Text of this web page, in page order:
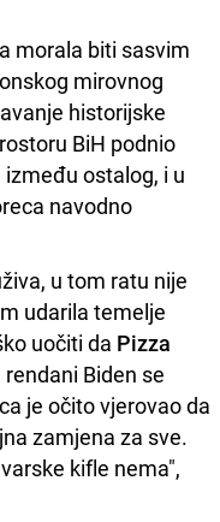
morala biti sasvim
mirovnog
historijske
BiH podnio
ostalog, i u
navodno
u tom ratu nije
udarila temelje
uočiti da Pizza
Biden se
je očito vjerovao da
zamjena za sve.
kifle nema",